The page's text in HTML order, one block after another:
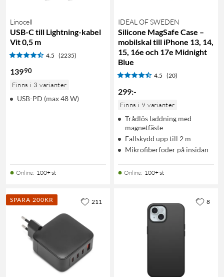
Linocell
USB-C till Lightning-kabel
Vit 0,5 m
4.5 (2235)
13990
Finns i 3 varianter
USB-PD (max 48 W)
Online: 100+ st
IDEAL OF SWEDEN
Silicone MagSafe Case –
mobilskal till iPhone 13, 14,
15, 16e och 17e Midnight
Blue
4.5 (20)
299:-
Finns i 9 varianter
Trådlös laddning med
magnetfäste
Fallskydd upp till 2 m
Mikrofiberfoder på insidan
Online: 100+ st
SPARA 200KR 211 8